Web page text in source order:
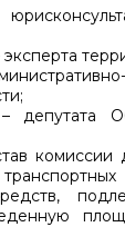
депутата